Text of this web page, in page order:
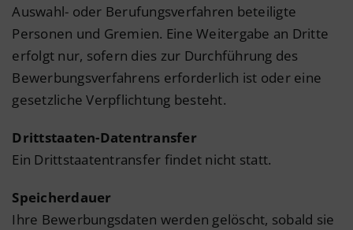
Auswahl- oder Berufungsverfahren beteiligte
Personen und Gremien. Eine Weitergabe an Dritte
erfolgt nur, sofern dies zur Durchführung des
Bewerbungsverfahrens erforderlich ist oder eine
gesetzliche Verpflichtung besteht.
Drittstaaten-Datentransfer
Ein Drittstaatentransfer findet nicht statt.
Speicherdauer
Ihre Bewerbungsdaten werden gelöscht, sobald sie